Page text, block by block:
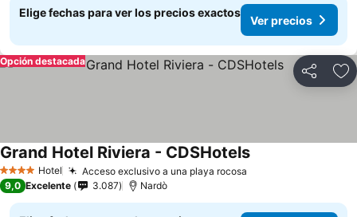
Elige fechas para ver los precios exactos
Ver precios
Compartir
Opción destacada
4 EstrellasHotel Acceso exclusivo a una playa rocosa
Grand Hotel Riviera - CDSHotels
9,0 Excelente 3.087 Nardò